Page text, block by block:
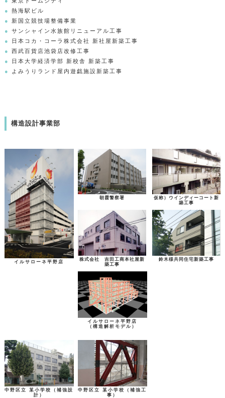
熱海駅ビル
新国立競技場整備事業
サンシャイン水族館リニューアル工事
日本コカ・コーラ株式会社 新社屋新築工事
西武百貨店池袋店改修工事
日本大学経済学部 新校舎 新築工事
よみうりランド屋内遊戯施設新築工事
構造設計事業部
イルサローネ平野店
朝霞警察署
仮称）ウインディーコート新
築工事
株式会社 吉田工商本社屋新
築工事
鈴木様共同住宅新築工事
イルサローネ平野店
（構造解析モデル）
中野区立 某小学校（補強設
計）
中野区立 某小学校（補強工
事）